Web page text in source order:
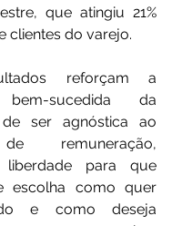
que atingiu 21%
clientes do varejo.
reforçam a
bem-sucedida da
de ser agnóstica ao
remuneração,
liberdade para que
escolha como quer
e como deseja